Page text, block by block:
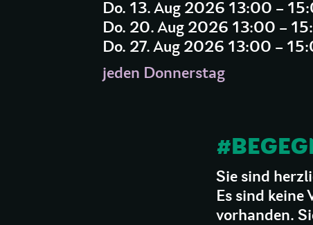
Do. 13. Aug 2026 13:00 –
Do. 20. Aug 2026 13:00 –
Do. 27. Aug 2026 13:00 –
jeden Donnerstag
Sie sind
Es sind
vorhanden.